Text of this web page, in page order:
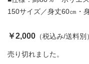
150サイズ／身丈60㎝・
￥2,000 （税込み/送料別）
売り切れました。